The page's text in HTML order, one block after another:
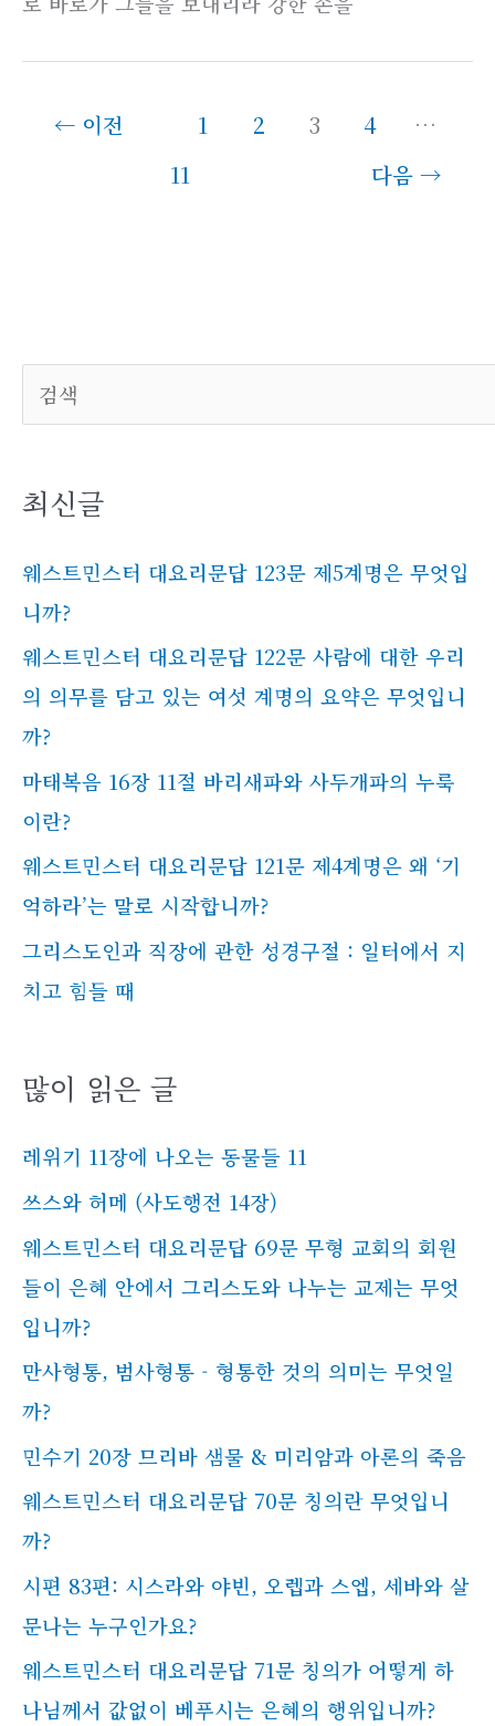
← 이전 1 2 3 4
…
11
다음 →
검색
최신글
웨스트민스터 대요리문답 123문 제5계명은 무엇입
니까?
웨스트민스터 대요리문답 122문 사람에 대한 우리
의 의무를 담고 있는 여섯 계명의 요약은 무엇입니
까?
마태복음 16장 11절 바리새파와 사두개파의 누룩
이란?
웨스트민스터 대요리문답 121문 제4계명은 왜 ‘기
억하라’는 말로 시작합니까?
그리스도인과 직장에 관한 성경구절 : 일터에서 지
치고 힘들 때
많이 읽은 글
레위기 11장에 나오는 동물들 11
쓰스와 허메 (사도행전 14장)
웨스트민스터 대요리문답 69문 무형 교회의 회원
들이 은혜 안에서 그리스도와 나누는 교제는 무엇
입니까?
만사형통, 범사형통 - 형통한 것의 의미는 무엇일
까?
민수기 20장 므리바 샘물 & 미리암과 아론의 죽음
웨스트민스터 대요리문답 70문 칭의란 무엇입니
까?
시편 83편: 시스라와 야빈, 오렙과 스엡, 세바와 살
문나는 누구인가요?
웨스트민스터 대요리문답 71문 칭의가 어떻게 하
나님께서 값없이 베푸시는 은혜의 행위입니까?